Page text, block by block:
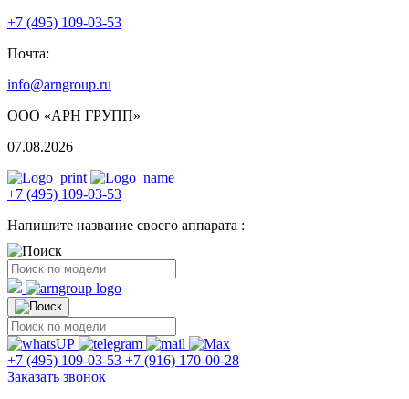
+7 (495) 109-03-53
Почта:
info@arngroup.ru
ООО «АРН ГРУПП»
07.08.2026
+7 (495) 109-03-53
Напишите название своего аппарата :
+7 (495) 109-03-53 +7 (916) 170-00-28
Заказать звонок